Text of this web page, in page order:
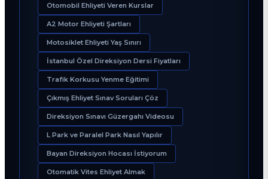
Otomobil Ehliyeti Veren Kurslar
A2 Motor Ehliyeti Şartları
Motosiklet Ehliyeti Yaş Sınırı
İstanbul Özel Direksiyon Dersi Fiyatları
Trafik Korkusu Yenme Eğitimi
Çıkmış Ehliyet Sınav Soruları Çöz
Direksiyon Sınavı Güzergahı Videosu
L Park ve Paralel Park Nasıl Yapılır
Bayan Direksiyon Hocası İstiyorum
Otomatik Vites Ehliyet Almak